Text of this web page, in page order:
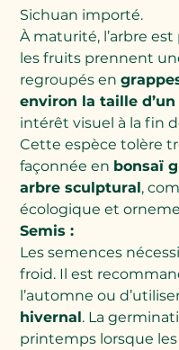
Sichuan importé.
À maturité, l’arbre
les fruits prennent
regroupés en
environ la taille d’un
intérêt visuel à la fin
Cette espèce tolère
façonnée en bonsaï
arbre sculptural,
écologique et
Semis :
Les semences
froid. Il est
l’automne ou
hivernal. La
printemps lorsque